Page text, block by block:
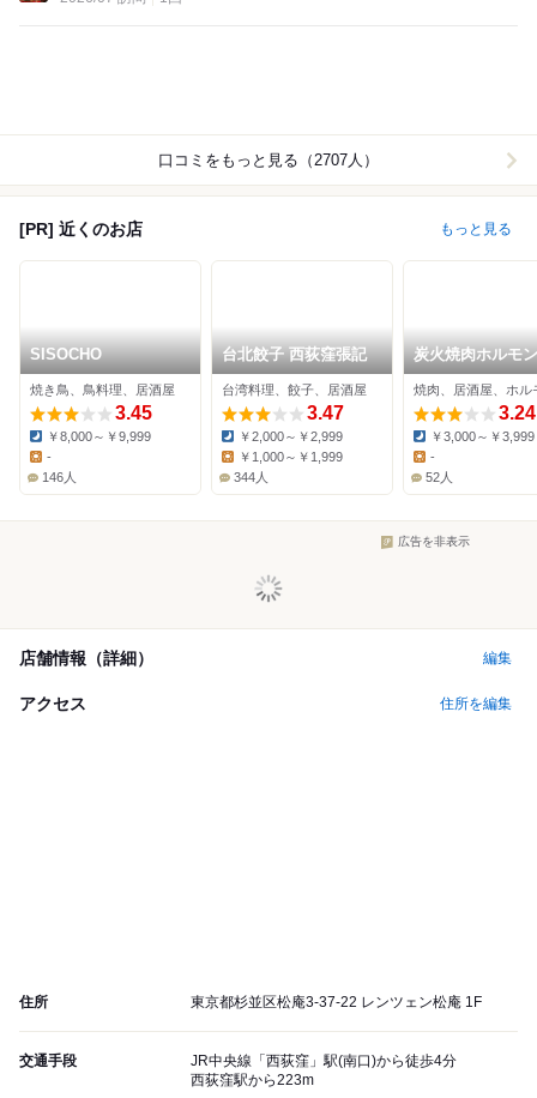
口コミをもっと見る（2707人）
[PR] 近くのお店 もっと見る
SISOCHO
焼き鳥、鳥料理、居酒屋
3.45
Dinner:
￥8,000～￥9,999
-
146人
台北餃子 西荻窪張記
台湾料理、餃子、居酒屋
3.47
Dinner:
￥2,000～￥2,999
￥1,000～￥1,999
344人
炭火焼肉ホルモ
綱三四郎Neo 西
店
焼肉、居酒屋、ホル
3.24
Dinner:
￥3,000～￥3,999
-
52人
広告を非表示
店舗情報（詳細） 編集
アクセス 住所を編集
住所 東京都杉並区松庵3-37-22 レンツェン松庵 1F
交通手段
JR中央線「西荻窪」駅(南口)から徒歩4分
西荻窪駅から223m